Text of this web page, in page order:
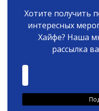
Хотите получить
интересных
Хайфе? Наша
рассылка